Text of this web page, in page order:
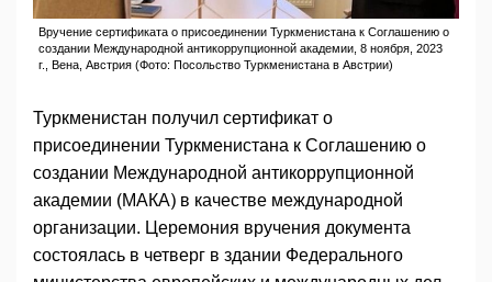
Вручение сертификата о присоединении Туркменистана к Соглашению о
создании Международной антикоррупционной академии, 8 ноября, 2023
г., Вена, Австрия (Фото: Посольство Туркменистана в Австрии)
Туркменистан получил сертификат о
присоединении Туркменистана к Соглашению о
создании Международной антикоррупционной
академии (МАКА) в качестве международной
организации. Церемония вручения документа
состоялась в четверг в здании Федерального